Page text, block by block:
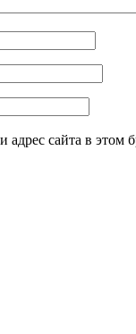
адрес сайта в этом